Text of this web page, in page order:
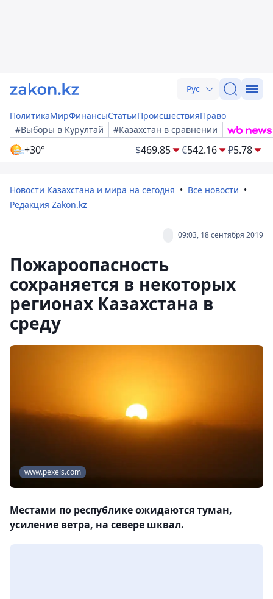
Рус
ПолитикаМирФинансыСтатьиПроисшествияПраво
#Выборы в Курултай
#Казахстан в сравнении
+30° $469.85 €542.16 ₽5.78
Новости Казахстана и мира на сегодня
Все новости
Редакция Zakon.kz
09:03, 18 сентября 2019
Пожароопасность
сохраняется в некоторых
регионах Казахстана в
среду
www.pexels.com
Местами по республике ожидаются туман,
усиление ветра, на севере шквал.